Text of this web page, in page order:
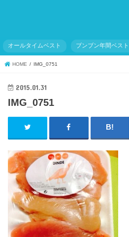
オールタイムベスト ブンブン年間ベスト
HOME IMG_0751
2015.01.31
IMG_0751